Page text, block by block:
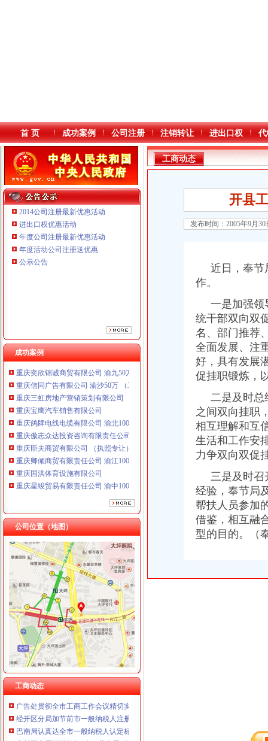
本站导航
首 页 成功案例 公司注册 注销转让 进出口权
2014公司注册最新优惠活动
进出口权优惠活动
年度公司注册最新优惠活动
年度活动公司注册送优惠
公示公告
成功案例
重庆傲志众达投资咨询有限责任公司 渝九1000万 （增资）
重庆星竣贸易有限责任公司 渝中100万 （进出口权）
重庆海谛升进出口贸易有限公司 渝北100万 （进出口权）
重庆奕欣锦诚商贸有限公司 渝九50万 （工商注册）
重庆信同广告有限公司 渝沙50万 （工商注册）
重庆三虹房地产营销策划有限公司
重庆宝鹰汽车销售有限公司
重庆鸽牌电线电缆有限公司 渝北10010万 (进出口权)
重庆傲志众达投资咨询有限责任公司 渝九1000万 （增资）
重庆臣夫商贸有限公司 （执照专让）
重庆卿倾商贸有限责任公司 渝江100万 （工商注册）
重庆国洪体育设施有限公司
重庆星竣贸易有限责任公司 渝中100万 （进出口权）
重庆海谛升进出口贸易有限公司 渝北100万 （进出口权）
重庆奕欣锦诚商贸有限公司 渝九50万 （工商注册）
重庆信同广告有限公司 渝沙50万 （工商注册）
重庆三虹房地产营销策划有限公司
公司位置（地图）
工商动态
工商动态
丰都局围绕造新时期合格工商干部提出“十问”一般纳税人认定标准
开县局着力构建高效处理信访事项的一般纳税人注册流程五大机制
梁平局推行 “三卡”代办一般纳税人服务制度
沙坪坝局加政务信息工作突出四个“新”一般纳税人怎么交税
沙坪坝局创新方式加集贸市一般纳税人怎么交税场管理
璧山局开展劳动力市一般纳税人认定标准场秩序专项整
永川局化农资市代办一般纳税人场监管取得初步成效
江津局认真开展的一般纳税人注册流程3·15宣活动
秀山局化监管力保“两会”一般纳税人公司条件期间食品安全
高新区工商分局及时达贯彻全市一般纳税人公司条件工商系统信用信息化建设
周朝东局一般纳税人怎么交税长对渝中局新一年工作提出要求
开县局一般纳税人公司条件要求办案人员做到五个不错着力提高执法质量
大足龙岗工商所加春节期间市一般纳税人认定标准场监管
经开区分局一般纳税人注册流程开展廉洁自律止奢侈浪费教育
忠县局以“建立七类工商”代办一般纳税人落实市局2006年工作要点
渝中局一般纳税人注册流程加节日娱乐场所监管
企业处采取有力措施确保新《公司法》的一般纳税人认定标准顺利实施
广告处贯彻全市工商工作会议精切实抓好监管工作“十个一”一般纳税人公司条件
经开区分局加节前市一般纳税人注册流程场检查确保节日市场安全
巴南局认真达全市一般纳税人认定标准工商工作会议精
合川工商局五措施加“十一黄金周”代办一般纳税人旅游市场监管
工商动态
开县
发布时间：2005年9月
近日，奉节
作。
一是加强领
统干部双向双
名、部门推荐
全面发展、注
好，具有发展
促挂职锻炼，
二是及时总
之间双向挂职
相互理解和互
生活和工作安
力争双向双促
三是及时召
经验，奉节局
帮扶人员参加
借鉴，相互融
型的目的。（